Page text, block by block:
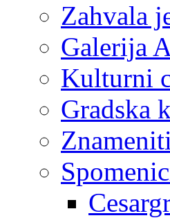
Zahvala
Galerija
Kulturni
Gradska